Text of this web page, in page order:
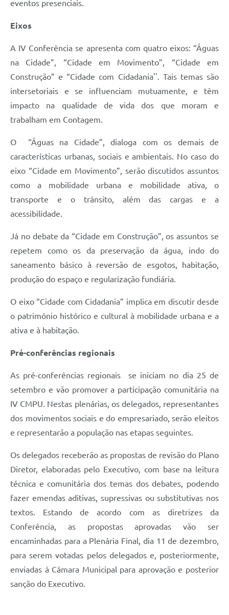
eventos presenciais.
Eixos
A IV Conferência se apresenta com quatro eixos: “Águas
na Cidade”, “Cidade em Movimento”, “Cidade em
Construção” e “Cidade com Cidadania''. Tais temas são
intersetoriais e se influenciam mutuamente, e têm
impacto na qualidade de vida dos que moram e
trabalham em Contagem.
O “Águas na Cidade”, dialoga com os demais de
características urbanas, sociais e ambientais. No caso do
eixo “Cidade em Movimento”, serão discutidos assuntos
como a mobilidade urbana e mobilidade ativa, o
transporte e o trânsito, além das cargas e a
acessibilidade.
Já no debate da “Cidade em Construção”, os assuntos se
repetem como os da preservação da água, indo do
saneamento básico à reversão de esgotos, habitação,
produção do espaço e regularização fundiária.
O eixo “Cidade com Cidadania” implica em discutir desde
o patrimônio histórico e cultural à mobilidade urbana e a
ativa e à habitação.
Pré-conferências regionais
As pré-conferências regionais se iniciam no dia 25 de
setembro e vão promover a participação comunitária na
IV CMPU. Nestas plenárias, os delegados, representantes
dos movimentos sociais e do empresariado, serão eleitos
e representarão a população nas etapas seguintes.
Os delegados receberão as propostas de revisão do Plano
Diretor, elaboradas pelo Executivo, com base na leitura
técnica e comunitária dos temas dos debates, podendo
fazer emendas aditivas, supressivas ou substitutivas nos
textos. Estando de acordo com as diretrizes da
Conferência, as propostas aprovadas vão ser
encaminhadas para a Plenária Final, dia 11 de dezembro,
para serem votadas pelos delegados e, posteriormente,
enviadas à Câmara Municipal para aprovação e posterior
sanção do Executivo.